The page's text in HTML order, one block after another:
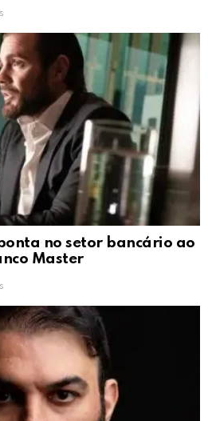
no setor bancário ao
Master